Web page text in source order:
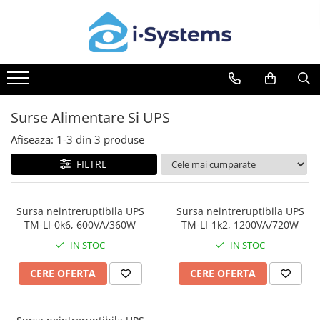
Toate Produsele
Automatizari Acces
Porti Batante
Kit-uri Porti Batante
Motoare Porti Batante
Unitati de Comanda
Accesorii Feronerie Batante
Porti Culisante
Kit-uri Porti Culisante
Motoare Porti Culisante
Unitati de Comanda
Cremaliere
Automatizare Acces
Control Acces & Pontaj
Vezi toate serviciile
Surse Alimentare Si UPS
Afiseaza: 1-3 din 3 produse
FILTRE
Sursa neintreruptibila UPS
TM-LI-0k6, 600VA/360W
IN STOC
CERE OFERTA
Sursa neintreruptibila UPS
TM-LI-1k2, 1200VA/720W
IN STOC
CERE OFERTA